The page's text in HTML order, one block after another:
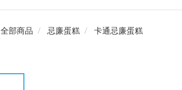
全部商品 忌廉蛋糕 卡通忌廉蛋糕